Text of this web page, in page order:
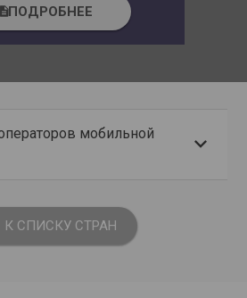
descriptionПОДРОБНЕЕ
мобильной
К СПИСКУ СТРАН